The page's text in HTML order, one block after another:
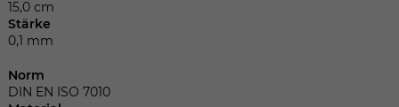
15,0 cm
Stärke
0,1 mm
Norm
DIN EN ISO 7010
Zweck